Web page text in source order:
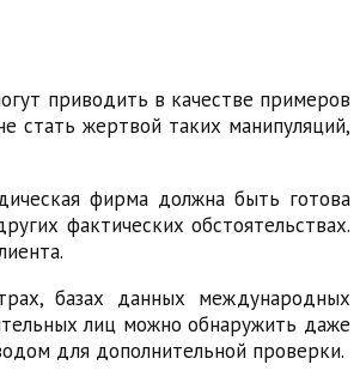
приводить в качестве примеров
стать жертвой таких манипуляций,
фирма должна быть готова
фактических обстоятельствах.
базах данных международных
лиц можно обнаружить даже
для дополнительной проверки.